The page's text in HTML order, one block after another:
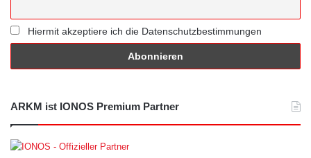
Hiermit akzeptiere ich die Datenschutzbestimmungen
ARKM ist IONOS Premium Partner